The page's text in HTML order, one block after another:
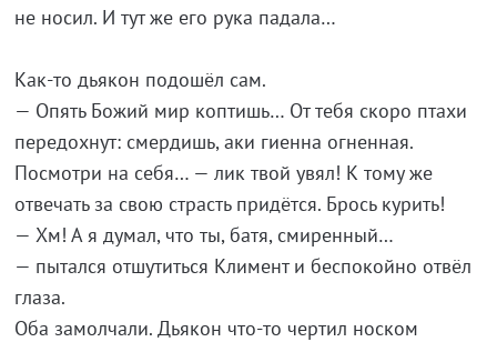
не носил. И тут же его рука падала…
Как-то дьякон подошёл сам.
— Опять Божий мир коптишь… От тебя скоро птахи
передохнут: смердишь, аки гиенна огненная.
Посмотри на себя… — лик твой увял! К тому же
отвечать за свою страсть придётся. Брось курить!
— Хм! А я думал, что ты, батя, смиренный…
— пытался отшутиться Климент и беспокойно отвёл
глаза.
Оба замолчали. Дьякон что-то чертил носком